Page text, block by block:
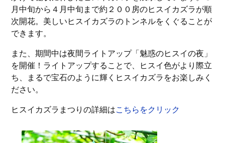
月中旬から４月中旬まで約２００房のヒスイカズラが順
次開花。美しいヒスイカズラのトンネルをくぐることが
できます。
また、期間中は夜間ライトアップ「魅惑のヒスイの夜」
を開催！ライトアップすることで、ヒスイ色がより際立
ち、まるで宝石のように輝くヒスイカズラをお楽しみく
ださい。
ヒスイカズラまつりの詳細はこちらをクリック